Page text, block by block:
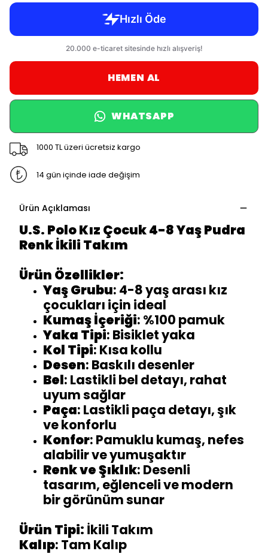
HEMEN AL
WHATSAPP
1000 TL üzeri ücretsiz kargo
14 gün içinde iade değişim
Ürün Açıklaması
U.S. Polo Kız Çocuk 4-8 Yaş Pudra
Renk İkili Takım
Ürün Özellikler:
Yaş Grubu: 4-8 yaş arası kız
çocukları için ideal
Kumaş İçeriği: %100 pamuk
Yaka Tipi: Bisiklet yaka
Kol Tipi: Kısa kollu
Desen: Baskılı desenler
Bel: Lastikli bel detayı, rahat
uyum sağlar
Paça: Lastikli paça detayı, şık
ve konforlu
Konfor: Pamuklu kumaş, nefes
alabilir ve yumuşaktır
Renk ve Şıklık: Desenli
tasarım, eğlenceli ve modern
bir görünüm sunar
Ürün Tipi: İkili Takım
Kalıp: Tam Kalıp